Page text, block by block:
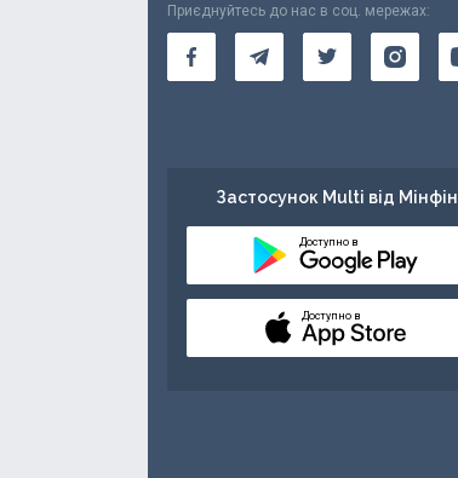
Приєднуйтесь до нас в соц. мережах:
Застосунок Multi від Мінфін
Доступно в
Доступно в